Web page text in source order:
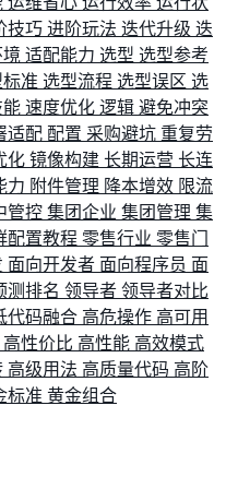
技巧 进阶玩法 迭代升级 迭
适配能力 选型 选型参考
准 选型流程 选型误区 选
能 速度优化 逻辑 避免冲突
适配 配置 采购避坑 重复劳
化 镜像构建 长期运营 长连
力 附件管理 降本增效 限流
管控 集团企业 集团管理 集
配置教程 零售行业 零售门
面向开发者 面向程序员 面
测排名 领导者 领导者对比
代码融合 高危操作 高可用
高性价比 高性能 高效模式
高级用法 高质量代码 高阶
标准 黄金组合